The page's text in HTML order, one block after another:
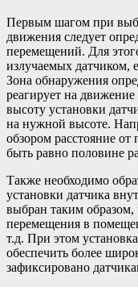
Первым шагом при
движения следует
перемещений. Для
излучаемых датчиком,
Зона обнаружения
реагирует на
высоту установки
на нужной высоте.
обзором расстояние
быть равно половине
Также необходимо
установки датчика
выбран таким образом,
перемещения в
т.д. При этом
обеспечить более
зафиксировано